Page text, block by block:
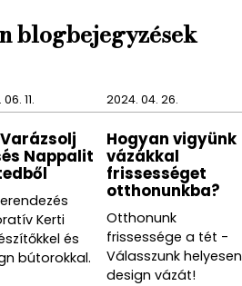
a modern fürdőszobába.
blogbejegyzések
11.
Nappalit
Kerti
és
bútorokkal.
2024. 04. 26.
Hogyan vigyünk
vázákkal
frissességet
otthonunkba?
Otthonunk
frissessége a tét -
Válasszunk helyesen
design vázát!